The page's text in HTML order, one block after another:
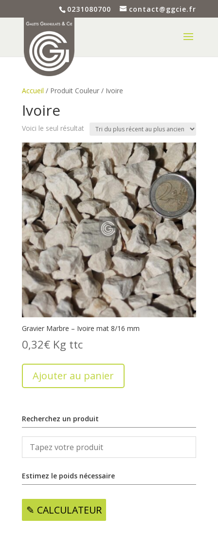
0231080700 contact@ggcie.fr
Accueil / Produit Couleur / Ivoire
Ivoire
Voici le seul résultat
Gravier Marbre – Ivoire mat 8/16 mm
0,32€ Kg
Ajouter au panier
Recherchez un produit
Estimez le poids nécessaire
✎ CALCULATEUR